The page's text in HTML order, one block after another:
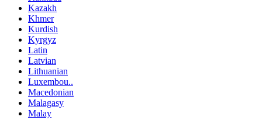
Kazakh
Khmer
Kurdish
Kyrgyz
Latin
Latvian
Lithuanian
Luxembou..
Macedonian
Malagasy
Malay